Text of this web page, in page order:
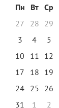
Пн
Вт Ср
27
28 29
3
4 5
10
11 12
17
18 19
24 25 26
31
1 2